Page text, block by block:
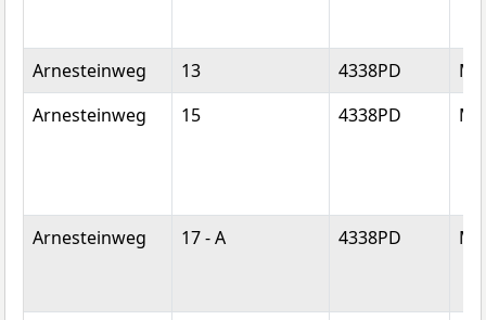
Arnesteinweg 13 4338PD
Arnesteinweg
15 4338PD
Arnesteinweg 17 - A 4338PD